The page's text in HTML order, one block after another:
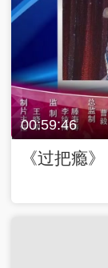
00:59:46
《过把瘾